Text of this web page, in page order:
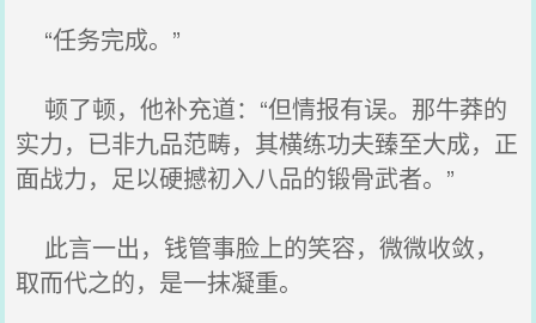
“任务完成。”
顿了顿，他补充道：“但情报有误。那牛莽的
实力，已非九品范畴，其横练功夫臻至大成，正
面战力，足以硬撼初入八品的锻骨武者。”
此言一出，钱管事脸上的笑容，微微收敛，
取而代之的，是一抹凝重。